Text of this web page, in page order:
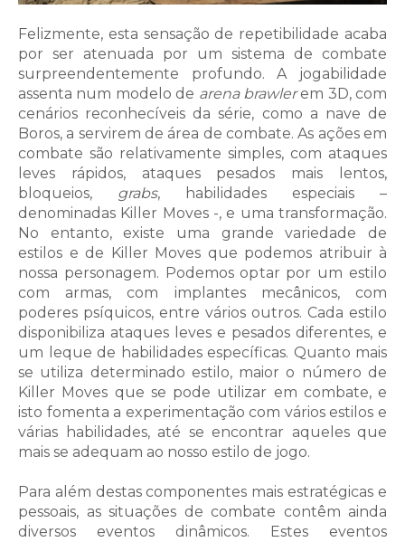
Felizmente, esta sensação de repetibilidade acaba
por ser atenuada por um sistema de combate
surpreendentemente profundo. A jogabilidade
assenta num modelo de arena brawlerem 3D, com
cenários reconhecíveis da série, como a nave de
Boros, a servirem de área de combate. As ações em
combate são relativamente simples, com ataques
leves rápidos, ataques pesados mais lentos,
bloqueios, grabs, habilidades especiais –
denominadas Killer Moves -, e uma transformação.
No entanto, existe uma grande variedade de
estilos e de Killer Moves que podemos atribuir à
nossa personagem. Podemos optar por um estilo
com armas, com implantes mecânicos, com
poderes psíquicos, entre vários outros. Cada estilo
disponibiliza ataques leves e pesados diferentes, e
um leque de habilidades específicas. Quanto mais
se utiliza determinado estilo, maior o número de
Killer Moves que se pode utilizar em combate, e
isto fomenta a experimentação com vários estilos e
várias habilidades, até se encontrar aqueles que
mais se adequam ao nosso estilo de jogo.
Para além destas componentes mais estratégicas e
pessoais, as situações de combate contêm ainda
diversos eventos dinâmicos. Estes eventos